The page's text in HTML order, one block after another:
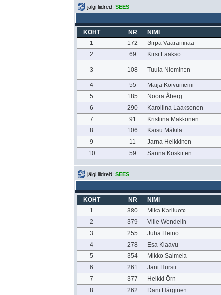
jälgi liidreid: SEES
KOHT NR
NIMI
1
172
Sirpa Vaaranmaa
2
69 Kirsi Laakso
3 108 Tuula Nieminen
4 55
Maija Koivuniemi
5
185
Noora Åberg
6
290
Karoliina Laaksonen
7
91
Kristiina Makkonen
8
106
Kaisu Mäkilä
9
11
Jarna Heikkinen
10
59 Sanna Koskinen
jälgi liidreid: SEES
KOHT NR
NIMI
1
380
Mika Kariluoto
2
379
Ville Wendelin
3
255
Juha Heino
4
278
Esa Klaavu
5
354
Mikko Salmela
6
261
Jani Hursti
7
377
Heikki Örn
8
262 Dani Härginen